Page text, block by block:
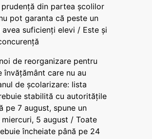
din partea școlilor
pot garanta că peste un
suficienți elevi / Este și
de reorganizare pentru
învățământ care nu au
de școlarizare: lista
stabilită cu autoritățile
pe 7 august, spune un
5 august / Toate
încheiate până pe 24